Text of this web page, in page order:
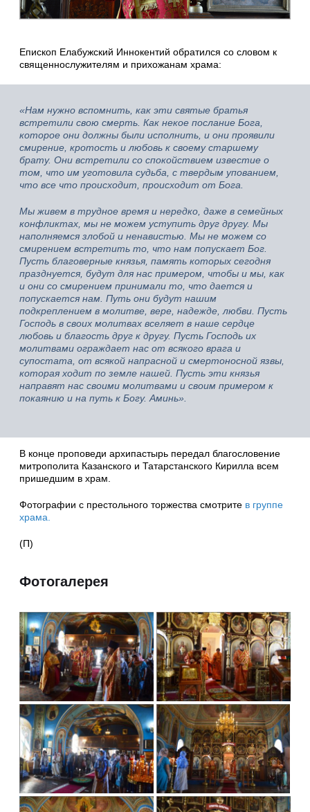
Епископ Елабужский Иннокентий обратился со словом к
священнослужителям и прихожанам храма:
«Нам нужно вспомнить, как эти святые братья
встретили свою смерть. Как некое послание Бога,
которое они должны были исполнить, и они проявили
смирение, кротость и любовь к своему старшему
брату. Они встретили со спокойствием известие о
том, что им уготовила судьба, с твердым упованием,
что все что происходит, происходит от Бога.
Мы живем в трудное время и нередко, даже в семейных
конфликтах, мы не можем уступить друг другу. Мы
наполняемся злобой и ненавистью. Мы не можем со
смирением встретить то, что нам попускает Бог.
Пусть благоверные князья, память которых сегодня
празднуется, будут для нас примером, чтобы и мы, как
и они со смирением принимали то, что дается и
попускается нам. Путь они будут нашим
подкреплением в молитве, вере, надежде, любви. Пусть
Господь в своих молитвах вселяет в наше сердце
любовь и благость друг к другу. Пусть Господь их
молитвами ограждает нас от всякого врага и
супостата, от всякой напрасной и смертоносной язвы,
которая ходит по земле нашей. Пусть эти князья
направят нас своими молитвами и своим примером к
покаянию и на путь к Богу. Аминь».
В конце проповеди архипастырь передал благословение
митрополита Казанского и Татарстанского Кирилла всем
пришедшим в храм.
Фотографии с престольного торжества смотрите в группе
храма.
(П)
Фотогалерея